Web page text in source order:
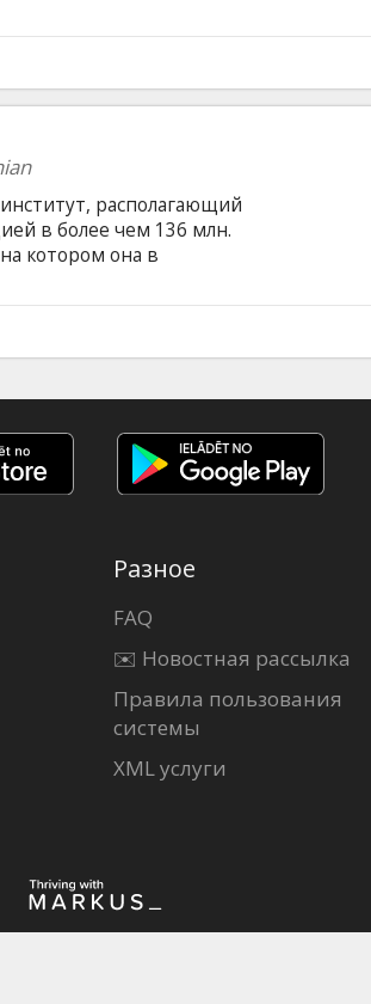
мира. И вот вскоре оба
наркотика —
располагающий
в более чем 136 млн.
котором она в
красных шлепанец
Разное
FAQ
✉️ Новостная рассылка
Правила пользования
системы
XML услуги